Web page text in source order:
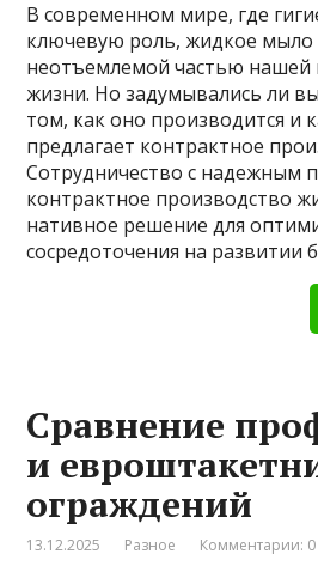
В современном мире, где
ключевую роль, жидкое мыло
неотъемлемой частью нашей
жизни. Но задумывались ли
том, как оно производится и
предлагает контрактное
Сотрудничество с надежным
контрактное производство
нативное решение для
сосредоточения на развитии
Сравнение
и
ограждений
13.12.2025 Разное Комментарии: 0